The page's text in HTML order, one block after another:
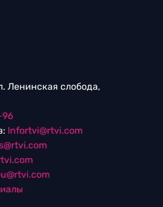
Ленинская слобода,
96
Infortvi@rtvi.com